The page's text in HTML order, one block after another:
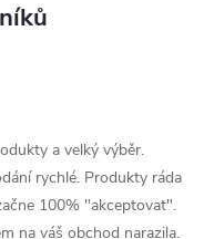
a velký výběr.
rychlé. Produkty ráda
100% "akceptovat".
na váš obchod narazila.